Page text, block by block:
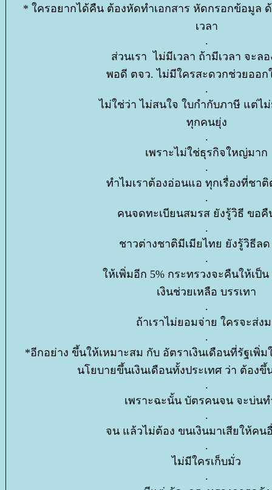
* ใครอยากได้คืน ต้องหัดทำเอกสาร หัดกรอกข้อมูล
เวลา
.
ส่วนเรา ไม่มีเวลา ถ้ามีเวลา จะล
พอดี ตจว. ไม่มีใครสะดวกช่วยออก
.
ไม่ใช่ว่า ไม่สนใจ ใบกำกับภาษี แต่ไ
ทุกคนยุ่ง
.
เพราะไม่ใช่ธุรกิจใหญ่มาก
.
ทำไมเราต้องอ่อนแอ ทุกเรื่องที่ชาติ
.
คนจดทะเบียนสมรส ยังรู้วิธี ขอ
.
ชาวต่างชาติมีเมียไทย ยังรู้วิธีล
.
ห้เพิ่มอีก 5% กระทรวงจะคืนให้เป็น
เงินช่วยเหลือ บรรเทา
.
ถ้าเราไม่ยอมจ่าย ใครจะส่ง
.
*อีกอย่าง ขึ้นให้เหมาะสม กับ อัตราเงินเดือนที่รัฐเพิ่
นโยบายขึ้นเงินเดือนทั้งประเทศ ว่า ต้อง
.
เพราะฉะนั้น บัตรคนจน จะบ่นท
.
จน แล้วไม่ต้อง ขนเงินมาเสียให้คน
.
ไม่มีใครเก็บมั่ว
.